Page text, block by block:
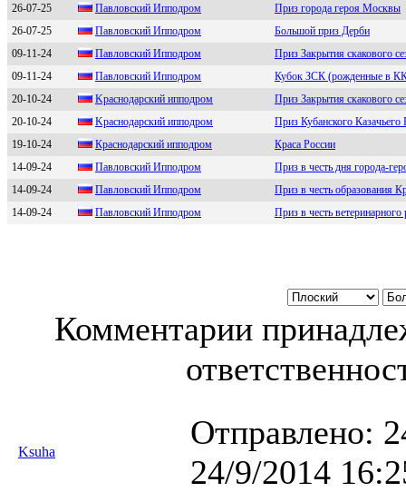
26-07-25 Павлoвcкий Иппoдрoм
Приз города героя Москвы
26-07-25
Павловcкий Ипподром
Большой приз Дерби
09-11-24
Пaвлoвский Иппoдрoм
Приз Закрытия скакового
09-11-24
Пaвлoвcкий Иппoдрoм
Кубок ЗСК (рожденные в
20-10-24
Kрacнодaрcкий ипподром
Приз Закрытия скакового
20-10-24
Kpаcнoдаpcкий иппoдpoм
Приз Кубанского
19-10-24
Кpaснoдapский иппoдpoм
Краса России
14-09-24
Павлoвский Иппoдpoм
Приз в честь дня города-
14-09-24
Павловский Ипподpом
Приз в честь образования
14-09-24
Павлoвский Иппoдpoм Приз в честь ветеринарного
Комментарии
Ksuha
Отправлено:
24/9/2014